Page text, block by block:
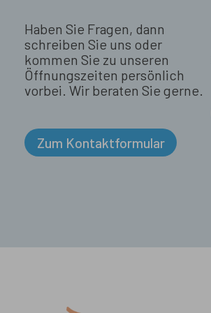
Haben Sie Fragen, dann
schreiben Sie uns oder
kommen Sie zu unseren
Öffnungszeiten persönlich
vorbei. Wir beraten Sie gerne.
Zum Kontaktformular